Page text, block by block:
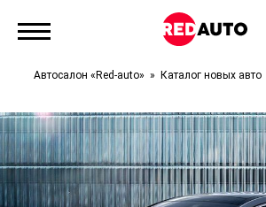
Автосалон «Red-auto» Каталог новых авто